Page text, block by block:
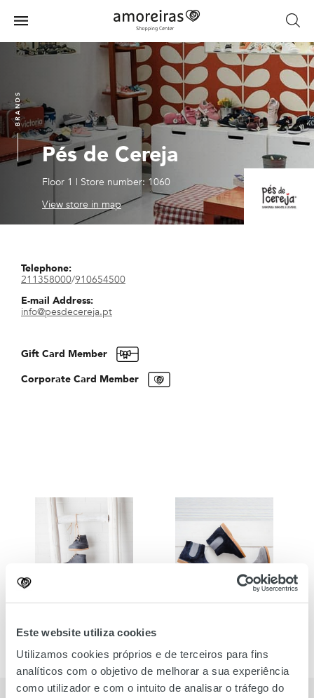
Este website utiliza cookies
Utilizamos cookies próprios e de terceiros para fins
analíticos com o objetivo de melhorar a sua experiência
como utilizador e com o intuito de analisar o tráfego do
main
content
Home
Menu
Pés de Cereja
Floor 1 | Store number: 1060
View store in map
BRANDS
Telephone:
211358000/910654500
E-mail Address:
info@pesdecereja.pt
Gift Card Member
Corporate Card Member